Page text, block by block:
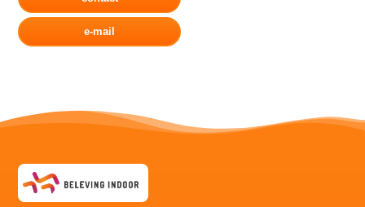
e-mail